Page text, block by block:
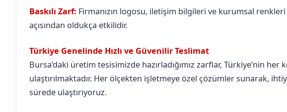
Baskılı Zarf: Firmanızın logosu, iletişim bilgileri ve kurumsal
açısından oldukça etkilidir.
Türkiye Genelinde Hızlı ve Güvenilir Teslimat
Bursa’daki üretim tesisimizde hazırladığımız zarflar, Türkiye’nin her
ulaştırılmaktadır. Her ölçekten işletmeye özel çözümler sunarak,
sürede ulaştırıyoruz.